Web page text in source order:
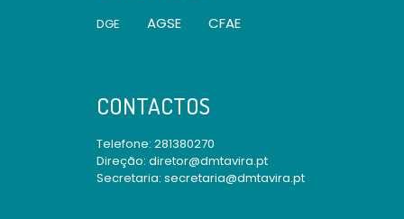
DGE AGSE CFAE
CONTACTOS
Telefone: 281380270
Direção: diretor@dmtavira.pt
Secretaria: secretaria@dmtavira.pt